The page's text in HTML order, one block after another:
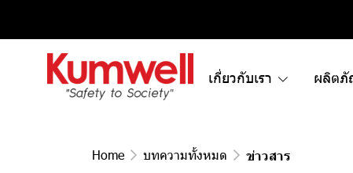
เกี่ยวกับเรา ผลิต
Home บทความทั้งหมด ข่าวสาร